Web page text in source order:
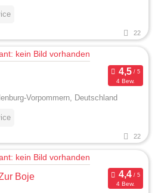
22
4 Bew.
Vorpommern, Deutschland
22
Boje
4 Bew.